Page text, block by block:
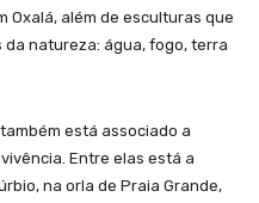
Oxalá, além de esculturas que
natureza: água, fogo, terra
está associado a
Entre elas está a
na orla de Praia Grande,